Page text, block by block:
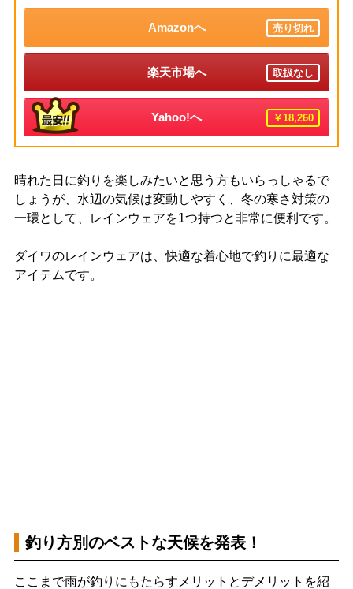
Amazonへ 売り切れ
楽天市場へ 取扱なし
Yahoo!へ ￥18,260
晴れた日に釣りを楽しみたいと思う方もいらっしゃるで
しょうが、水辺の気候は変動しやすく、冬の寒さ対策の
一環として、レインウェアを1つ持つと非常に便利です。
ダイワのレインウェアは、快適な着心地で釣りに最適な
アイテムです。
釣り方別のベストな天候を発表！
ここまで雨が釣りにもたらすメリットとデメリットを紹